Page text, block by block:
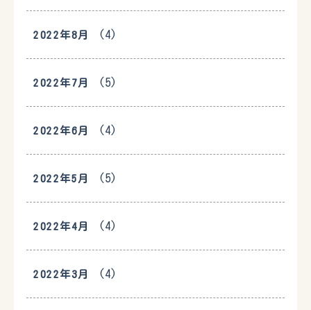
2022年8月 (4)
2022年7月 (5)
2022年6月 (4)
2022年5月 (5)
2022年4月 (4)
2022年3月 (4)